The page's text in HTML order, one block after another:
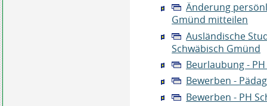
Änderung
Gmünd mitteilen
Ausländische
Schwäbisch Gmünd
Beurlaubung -
Bewerben -
Bewerben - PH